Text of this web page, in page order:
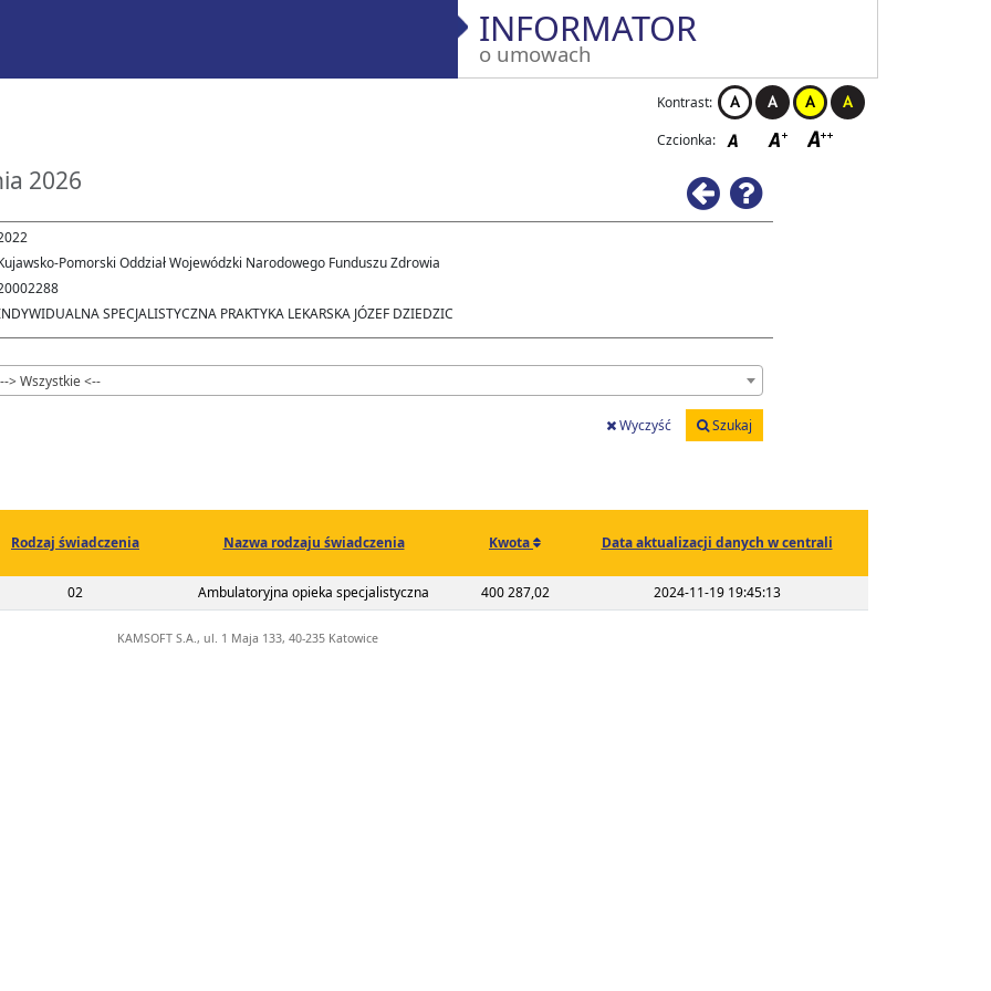
INFORMATOR
o umowach
Kontrast:
Czcionka:
2026 Wstecz
Pomoc
Pomorski Oddział Wojewódzki Narodowego Funduszu Zdrowia
SPECJALISTYCZNA PRAKTYKA LEKARSKA JÓZEF DZIEDZIC
--> Wszystkie <--
Wyczyść Szukaj
Rodzaj świadczenia Nazwa rodzaju świadczenia Kwota Data aktualizacji danych w centrali
02288-22-01
02 Ambulatoryjna opieka specjalistyczna 400 287,02 2024-11-19 19:45:13
KAMSOFT S.A., ul. 1 Maja 133, 40-235 Katowice